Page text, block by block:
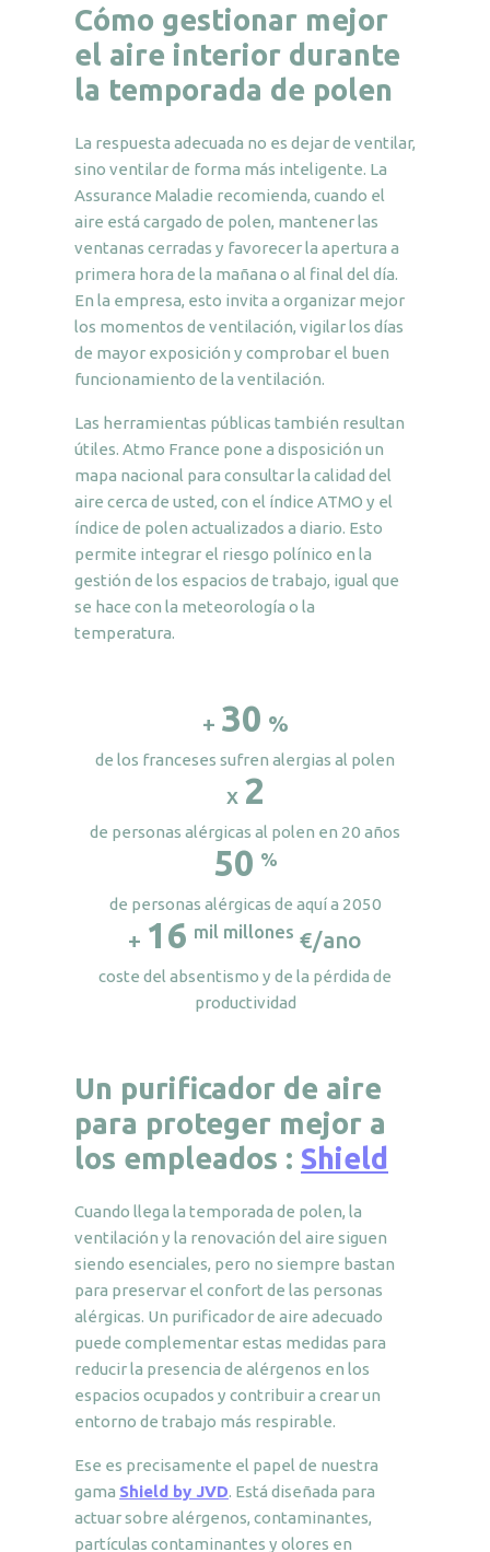
Cómo gestionar mejor
el aire interior durante
la temporada de polen
La respuesta adecuada no es dejar de ventilar,
sino ventilar de forma más inteligente. La
Assurance Maladie recomienda, cuando el
aire está cargado de polen, mantener las
ventanas cerradas y favorecer la apertura a
primera hora de la mañana o al final del día.
En la empresa, esto invita a organizar mejor
los momentos de ventilación, vigilar los días
de mayor exposición y comprobar el buen
funcionamiento de la ventilación.
Las herramientas públicas también resultan
útiles. Atmo France pone a disposición un
mapa nacional para consultar la calidad del
aire cerca de usted, con el índice ATMO y el
índice de polen actualizados a diario. Esto
permite integrar el riesgo polínico en la
gestión de los espacios de trabajo, igual que
se hace con la meteorología o la
temperatura.
+ 30 %
de los franceses sufren alergias al polen
x 2
de personas alérgicas al polen en 20 años
50 %
de personas alérgicas de aquí a 2050
+ 16 mil millones €/ano
coste del absentismo y de la pérdida de
productividad
Un purificador de aire
para proteger mejor a
los empleados : Shield
Cuando llega la temporada de polen, la
ventilación y la renovación del aire siguen
siendo esenciales, pero no siempre bastan
para preservar el confort de las personas
alérgicas. Un purificador de aire adecuado
puede complementar estas medidas para
reducir la presencia de alérgenos en los
espacios ocupados y contribuir a crear un
entorno de trabajo más respirable.
Ese es precisamente el papel de nuestra
gama Shield by JVD. Está diseñada para
actuar sobre alérgenos, contaminantes,
partículas contaminantes y olores en